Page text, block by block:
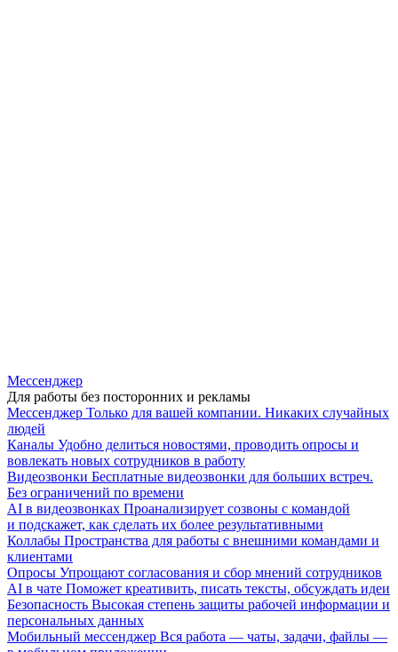
Мессенджер
Для работы без посторонних и рекламы
Мессенджер Только для вашей компании. Никаких случайных
людей
Каналы Удобно делиться новостями, проводить опросы и
вовлекать новых сотрудников в работу
Видеозвонки Бесплатные видеозвонки для больших встреч.
Без ограничений по времени
AI в видеозвонках Проанализирует созвоны с командой
и подскажет, как сделать их более результативными
Коллабы Пространства для работы с внешними командами и
клиентами
Опросы Упрощают согласования и сбор мнений сотрудников
AI в чате Поможет креативить, писать тексты, обсуждать идеи
Безопасность Высокая степень защиты рабочей информации и
персональных данных
Мобильный мессенджер Вся работа — чаты, задачи, файлы —